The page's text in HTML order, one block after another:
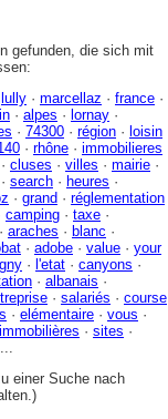
gefunden, die sich mit
lully · marcellaz · france ·
· alpes · lornay ·
· 74300 · région · loisin
· rhône · immobilieres
· cluses · villes · mairie ·
· search · heures ·
· grand · réglementation
camping · taxe ·
· araches · blanc ·
· adobe · value · your
· l'etat · canyons ·
· albanais ·
· salariés · course
· elémentaire · vous ·
immobilières · sites ·
einer Suche nach